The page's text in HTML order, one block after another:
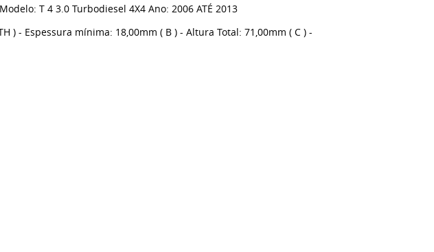
T 4 3.0 Turbodiesel 4X4 Ano: 2006 ATÉ 2013
) - Espessura mínima: 18,00mm ( B ) - Altura Total: 71,00mm ( C ) -